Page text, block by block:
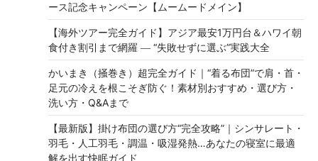
ース記念キャンペーン【ムームードメイン】
【海外ツアー完全ガイド】アジア最安1万円台＆ハワイ朝
食付き割引まで網羅 ― “失敗せずに選ぶ”実践大全
かいまき（掻巻き）超完全ガイド｜“着る布団”で肩・首・
足元の冷えを根こそぎ防ぐ！素材別おすすめ・選び方・
洗い方・Q&Aまで
【最新版】掛け布団の選び方“完全攻略”｜シンサレート・
羽毛・人工羽毛・調温・吸湿発熱…あなたの寝室に最適
解を出す快眠ガイド